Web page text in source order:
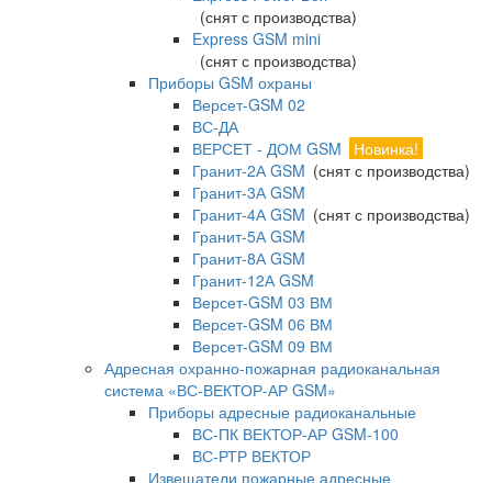
(снят с производства)
Express GSM mini
(снят с производства)
Приборы GSM охраны
Версет-GSM 02
ВС-ДА
ВЕРСЕТ - ДОМ GSM
Новинка!
Гранит-2А GSM (снят с производства)
Гранит-3А GSM
Гранит-4А GSM (снят с производства)
Гранит-5А GSM
Гранит-8А GSM
Гранит-12А GSM
Версет-GSM 03 ВМ
Версет-GSM 06 ВМ
Версет-GSM 09 ВМ
Адресная охранно-пожарная радиоканальная
система «ВС-ВЕКТОР-АР GSM»
Приборы адресные радиоканальные
ВС-ПК ВЕКТОР-АР GSM-100
ВС-РТР ВЕКТОР
Извещатели пожарные адресные